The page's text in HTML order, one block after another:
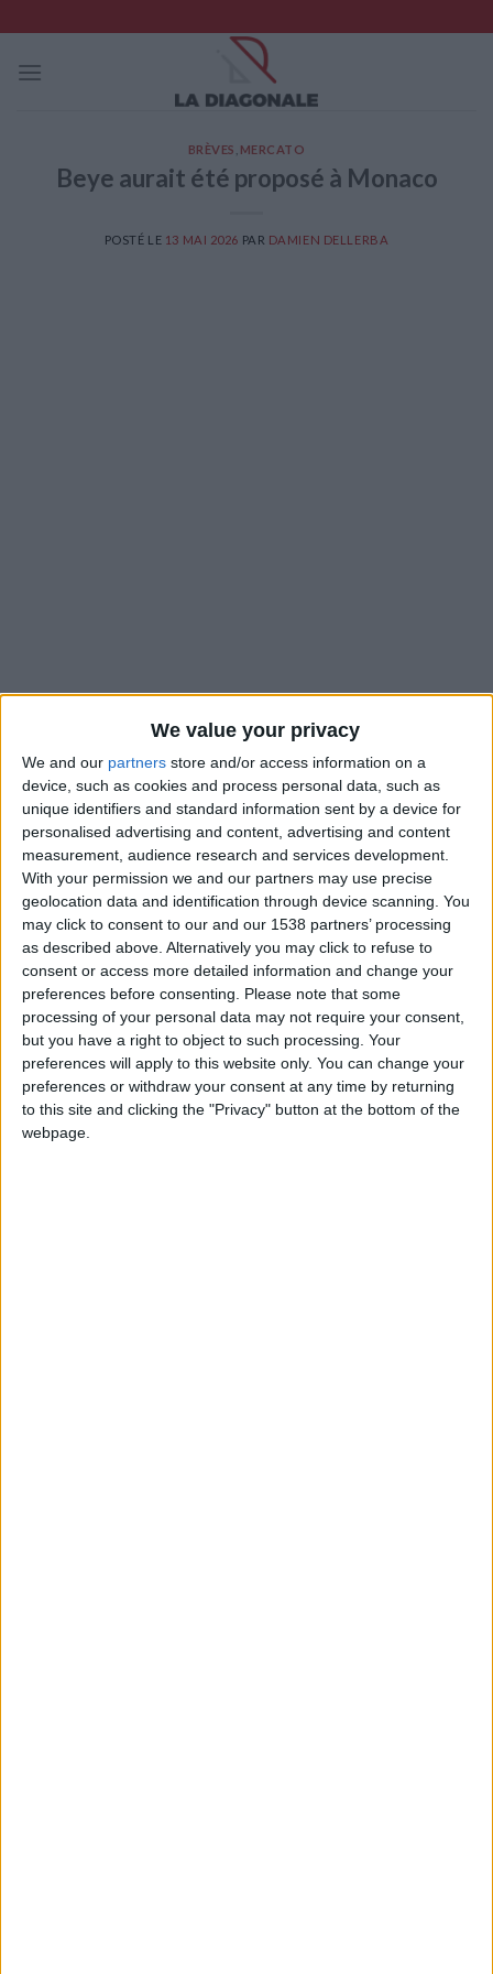
We value your privacy
We and our partners store and/or access information on a
device, such as cookies and process personal data, such as
unique identifiers and standard information sent by a device for
personalised advertising and content, advertising and content
measurement, audience research and services development.
With your permission we and our partners may use precise
geolocation data and identification through device scanning. You
may click to consent to our and our 1538 partners’ processing
as described above. Alternatively you may click to refuse to
consent or access more detailed information and change your
preferences before consenting.
Please note that some
processing of your personal data may not require your consent,
but you have a right to object to such processing. Your
preferences will apply to this website only. You can change your
preferences or withdraw your consent at any time by returning
to this site and clicking the "Privacy" button at the bottom of the
webpage.
to
content
BRÈVES MERCATO
Beye aurait été proposé à Monaco
POSTÉ LE 13 MAI 2026 PAR DAMIEN DELLERBA
L’avenir de Sébastien Pocognoli sur le banc de l’AS Monaco
n’est pas encore connu etune décision devrait être prise à
l’issue de la dernière journéede Championnat, contre
Strasbourg. Cette période de flou ouvre forcément la porte
aux rumeurs, comme celle qui a trouvé un écho dans les
colonnes deLa Provence. Selon le quotidien phocéen, le nom
de l’entraîneur de l’Olympique de Marseille, Habib Beye,
aurait été glissé aux dirigeants monégasques, comme cela
avait visiblement été le cas avec ceux du Paris FC
dernièrement.
Le technicien sénégalais, qui sort d’un échec à Rennes, voit son
expérience marseillaise tourner au vinaigre en seulement